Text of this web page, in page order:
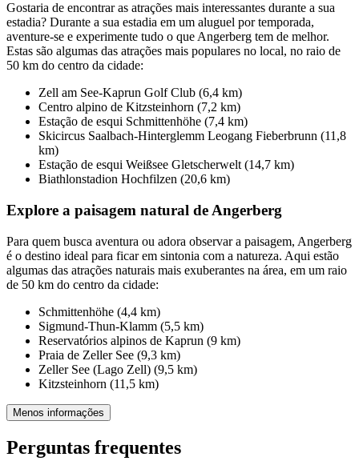
Gostaria de encontrar as atrações mais interessantes durante a sua
estadia? Durante a sua estadia em um aluguel por temporada,
aventure-se e experimente tudo o que Angerberg tem de melhor.
Estas são algumas das atrações mais populares no local, no raio de
50 km do centro da cidade:
Zell am See-Kaprun Golf Club (6,4 km)
Centro alpino de Kitzsteinhorn (7,2 km)
Estação de esqui Schmittenhöhe (7,4 km)
Skicircus Saalbach-Hinterglemm Leogang Fieberbrunn (11,8
km)
Estação de esqui Weißsee Gletscherwelt (14,7 km)
Biathlonstadion Hochfilzen (20,6 km)
Explore a paisagem natural de Angerberg
Para quem busca aventura ou adora observar a paisagem, Angerberg
é o destino ideal para ficar em sintonia com a natureza. Aqui estão
algumas das atrações naturais mais exuberantes na área, em um raio
de 50 km do centro da cidade:
Schmittenhöhe (4,4 km)
Sigmund-Thun-Klamm (5,5 km)
Reservatórios alpinos de Kaprun (9 km)
Praia de Zeller See (9,3 km)
Zeller See (Lago Zell) (9,5 km)
Kitzsteinhorn (11,5 km)
Menos informações
Perguntas frequentes